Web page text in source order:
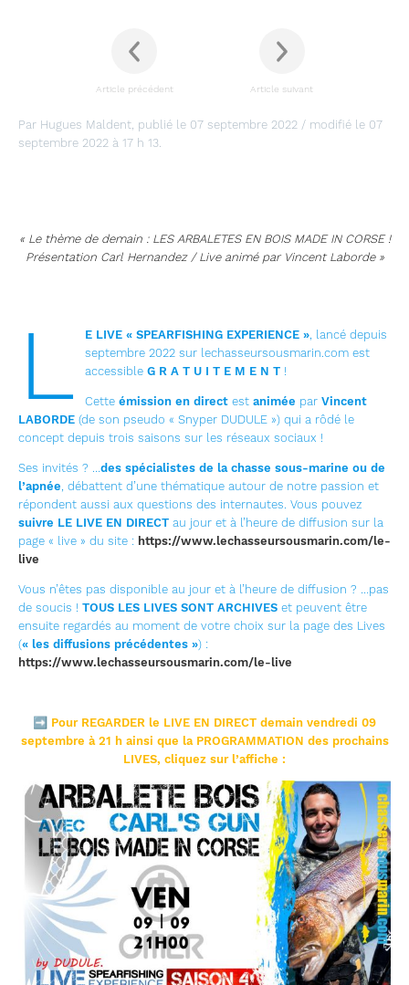
Article précédent Article suivant
Par Hugues Maldent, publié le 07 septembre 2022 / modifié le 07
septembre 2022 à 17 h 13.
« Le thème de demain : LES ARBALETES EN BOIS MADE IN CORSE !
Présentation Carl Hernandez / Live animé par Vincent Laborde »
L E LIVE « SPEARFISHING EXPERIENCE », lancé depuis
septembre 2022 sur lechasseursousmarin.com est
accessible G R A T U I T E M E N T!
Cette émission en directest animée par Vincent
LABORDE (de son pseudo « Snyper DUDULE ») qui a rôdé le
concept depuis trois saisons sur les réseaux sociaux !
Ses invités ? …des spécialistes de la chasse sous-marine ou de
l’apnée, débattent d’une thématique autour de notre passion et
répondent aussi aux questions des internautes. Vous pouvez
suivre LE LIVE EN DIRECT au jour et à l’heure de diffusion sur la
page « live » du site : https://www.lechasseursousmarin.com/le-
live
Vous n’êtes pas disponible au jour et à l’heure de diffusion ? …pas
de soucis ! TOUS LES LIVES SONT ARCHIVES et peuvent être
ensuite regardés au moment de votre choix sur la page des Lives
(« les diffusions précédentes ») :
https://www.lechasseursousmarin.com/le-live
➡ Pour REGARDER le LIVE EN DIRECT demain vendredi 09
septembre à 21 h ainsi que la PROGRAMMATION des prochains
LIVES, cliquez sur l’affiche :